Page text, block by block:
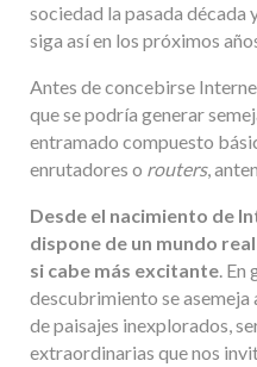
sociedad la pasada década
siga así en los próximos
Antes de concebirse
que se podría generar
entramado compuesto
enrutadores o routers,
Desde el nacimiento de
dispone de un mundo
si cabe más excitante. En
descubrimiento se asemeja
de paisajes inexplorados,
extraordinarias que nos